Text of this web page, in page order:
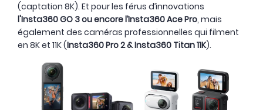
(captation 8K). Et pour les férus d’innovations
l'Insta360 GO 3 ou encore l’Insta360 Ace Pro, mais
également des caméras professionnelles qui filment
en 8K et 11K (Insta360 Pro 2 & Insta360 Titan 11K).